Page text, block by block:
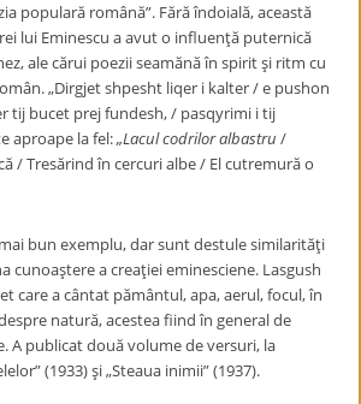
populară română”. Fără îndoială, această
lui Eminescu a avut o influenţă puternică
ale cărui poezii seamănă în spirit şi ritm cu
„Dirgjet shpesht liqer i kalter / e pushon
tij bucet prej fundesh, / pasqyrimi i tij
aproape la fel:„Lacul codrilor albastru/
/ Tresărind în cercuri albe / El cutremură o
bun exemplu, dar sunt destule similarităţi
cunoaştere a creaţiei eminesciene. Lasgush
care a cântat pământul, apa, aerul, focul, în
natură, acestea fiind în general de
A publicat două volume de versuri, la
(1933) şi „Steaua inimii” (1937).